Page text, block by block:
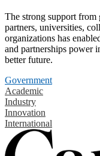
The strong support from
partners, universities,
organizations has
and partnerships power
better future.
Government
Academic
Industry
Innovation
International